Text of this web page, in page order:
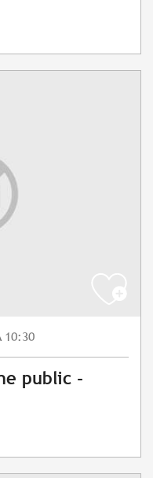
10:30
public -